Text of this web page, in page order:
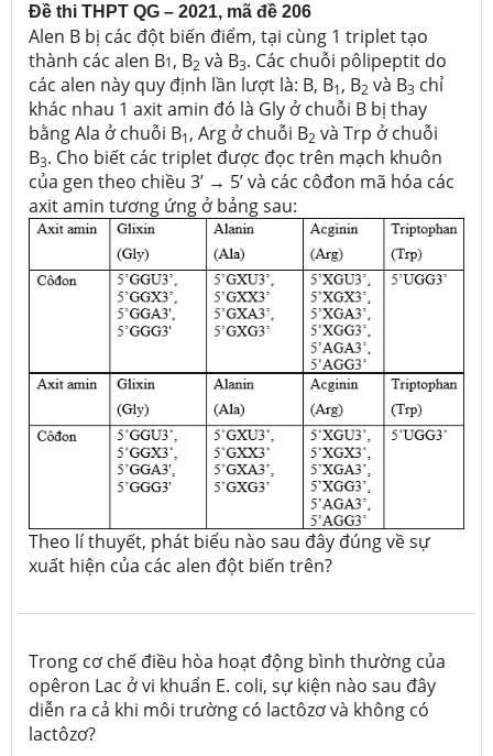
Đề thi THPT QG – 2021, mã đề 206
Alen B bị các đột biến điểm, tại cùng 1 triplet tạo
thành các alen B1 , B2 và B3. Các chuỗi pôlipeptit do
các alen này quy định lần lượt là: B, B1, B2 và B3 chỉ
khác nhau 1 axit amin đó là Gly ở chuỗi B bị thay
bằng Ala ở chuỗi B1, Arg ở chuỗi B2 và Trp ở chuỗi
B3. Cho biết các triplet được đọc trên mạch khuôn
của gen theo chiều 3’ → 5’ và các côđon mã hóa các
axit amin tương ứng ở bảng sau:
Theo lí thuyết, phát biểu nào sau đây đúng về sự
xuất hiện của các alen đột biến trên?
Trong cơ chế điều hòa hoạt động bình thường của
opêron Lac ở vi khuẩn E. coli, sự kiện nào sau đây
diễn ra cả khi môi trường có lactôzơ và không có
lactôzơ?